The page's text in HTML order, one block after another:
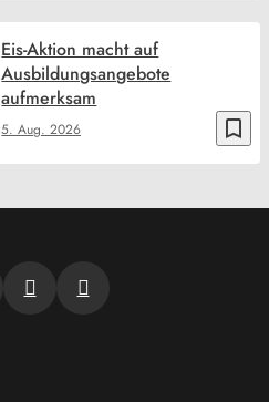
bookmark_border
5. Aug. 2026
Eis-Aktion macht auf
Ausbildungsangebote
aufmerksam